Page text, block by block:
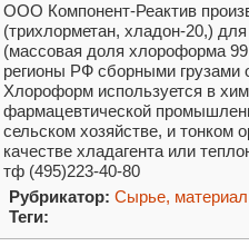
ООО Компонент-Реактив
(трихлорметан, хладон-20,)
(массовая доля хлороформа
регионы РФ сборными грузами
Хлороформ используется в
фармацевтической
сельском хозяйстве, и тонком
качестве хладагента или
тф (495)223-40-80
Рубрикатор: Сырье,
Теги: